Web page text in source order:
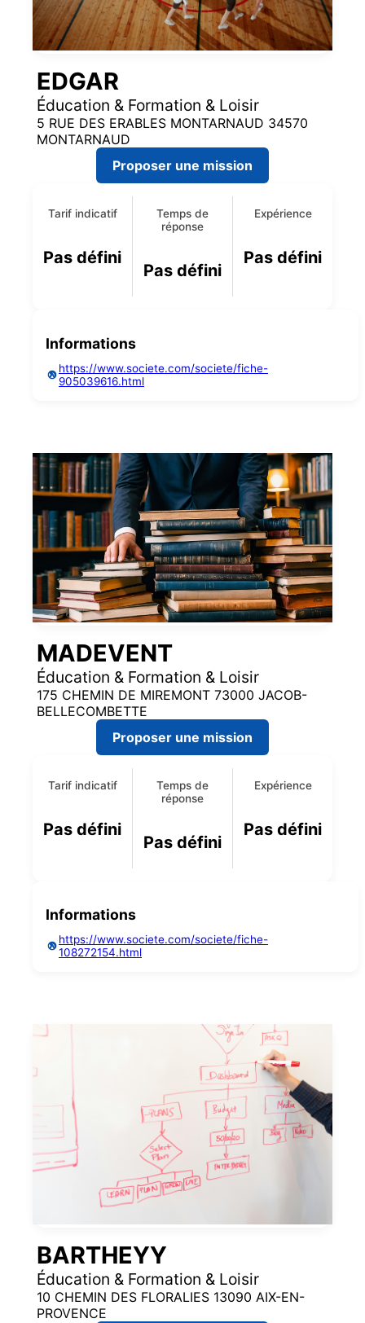
EDGAR
Éducation & Formation & Loisir
5 RUE DES ERABLES MONTARNAUD 34570
MONTARNAUD
Proposer une mission
Tarif indicatif
Pas défini
Temps de
réponse
Pas défini
Expérience
Pas défini
Informations
https://www.societe.com/societe/fiche-
905039616.html
MADEVENT
Éducation & Formation & Loisir
175 CHEMIN DE MIREMONT 73000 JACOB-
BELLECOMBETTE
Proposer une mission
Tarif indicatif
Pas défini
Temps de
réponse
Pas défini
Expérience
Pas défini
Informations
https://www.societe.com/societe/fiche-
108272154.html
BARTHEYY
Éducation & Formation & Loisir
10 CHEMIN DES FLORALIES 13090 AIX-EN-
PROVENCE